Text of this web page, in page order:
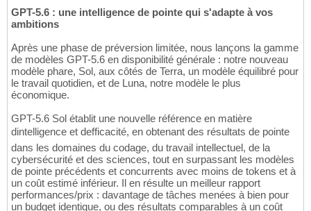
GPT-5.6 : une intelligence de pointe qui s'adapte à vos
ambitions
Après une phase de préversion limitée, nous lançons la gamme
de modèles GPT-5.6 en disponibilité générale : notre nouveau
modèle phare, Sol, aux côtés de Terra, un modèle équilibré pour
le travail quotidien, et de Luna, notre modèle le plus
économique.
GPT-5.6 Sol établit une nouvelle référence en matière
dintelligence et defficacité, en obtenant des résultats de pointe
dans les domaines du codage, du travail intellectuel, de la
cybersécurité et des sciences, tout en surpassant les modèles
de pointe précédents et concurrents avec moins de tokens et à
un coût estimé inférieur. Il en résulte un meilleur rapport
performances/prix : davantage de tâches menées à bien pour
un budget identique, ou des résultats comparables à un coût